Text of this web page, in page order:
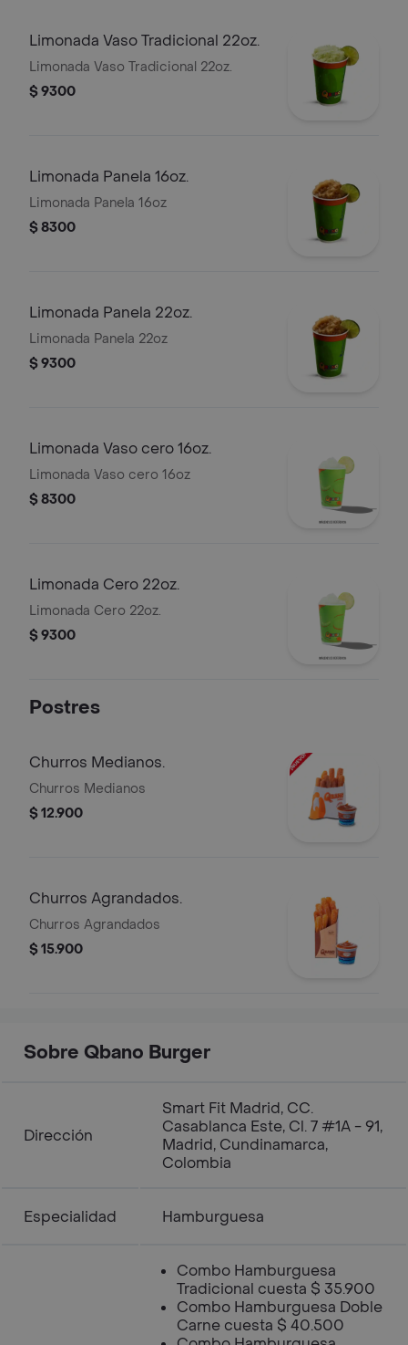
Limonada Vaso Tradicional 22oz.
Limonada Vaso Tradicional 22oz.
$ 9300
Limonada Panela 16oz.
Limonada Panela 16oz
$ 8300
Limonada Panela 22oz.
Limonada Panela 22oz
$ 9300
Limonada Vaso cero 16oz.
Limonada Vaso cero 16oz
$ 8300
Limonada Cero 22oz.
Limonada Cero 22oz.
$ 9300
Postres
Churros Medianos.
Churros Medianos
$ 12.900
Churros Agrandados.
Churros Agrandados
$ 15.900
Sobre Qbano Burger
Dirección
Smart Fit Madrid, CC.
Casablanca Este, Cl. 7 #1A - 91,
Madrid, Cundinamarca,
Colombia
Especialidad Hamburguesa
Combo Hamburguesa
Tradicional cuesta $ 35.900
Combo Hamburguesa Doble
Carne cuesta $ 40.500